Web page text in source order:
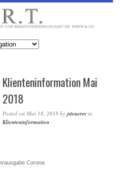
Klienteninformation Mai
2018
Posted on Mai 18, 2018 by jsteuererin
Klienteninformation
Corona